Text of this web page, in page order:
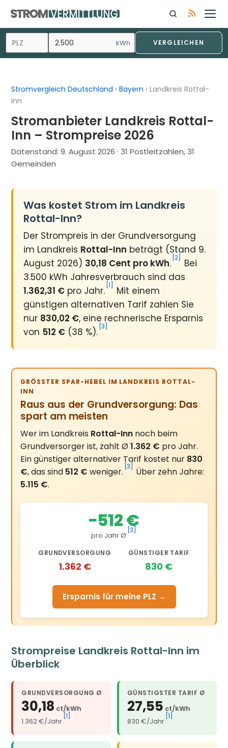
Inhalt
springen
kWh VERGLEICHEN
Stromvergleich Deutschland ›Bayern ›Landkreis Rottal-
Inn
Stromanbieter Landkreis Rottal-
Inn – Strompreise 2026
Datenstand:9. August 2026 · 31 Postleitzahlen, 31
Gemeinden
Was kostet Strom im Landkreis
Rottal-Inn?
Der Strompreis in der Grundversorgung
im Landkreis Rottal-Inn beträgt (Stand 9.
August 2026) 30,18 Cent pro kWh. [2]
Bei
3.500 kWh Jahresverbrauch sind das
1.362,31 € pro Jahr. [1]
Mit einem
günstigen alternativen Tarif zahlen Sie
nur 830,02 €, eine rechnerische Ersparnis
von 512 € (38 %). [3]
GRÖSSTER SPAR-HEBEL IM LANDKREIS ROTTAL-I
NN
Raus aus der Grundversorgung: Das
spart am meisten
Wer im Landkreis Rottal-Inn noch beim
Grundversorger ist, zahlt Ø1.362 € pro Jahr.
Ein günstiger alternativer Tarif kostet nur 830
€, das sind 512 € weniger. [3]
Über zehn Jahre:
5.115 €.
−512 €
pro Jahr Ø
[3]
GRUNDVERSORGUNG
1.362 €
GÜNSTIGER TARIF
830 €
Ersparnis für meine PLZ →
Strompreise Landkreis Rottal-Inn im
Überblick
GRUNDVERSORGUNG Ø
30,18 ct/kWh
1.362 €/Jahr
[1]
GÜNSTIGSTER TARIF Ø
27,55 ct/kWh
830 €/Jahr
[1]